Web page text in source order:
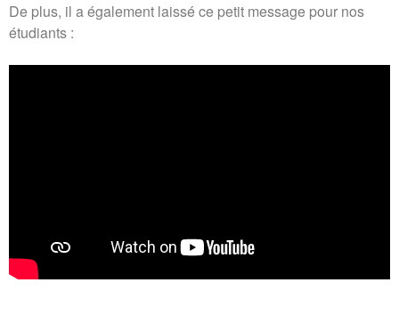
De plus, il a également laissé ce petit message pour nos
étudiants :